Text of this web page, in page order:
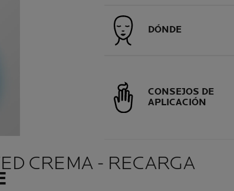
DÓNDE
CONSEJOS DE
APLICACIÓN
CREMA - RECARGA